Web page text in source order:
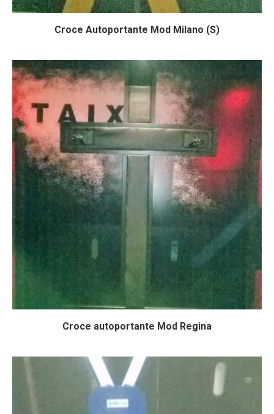
Croce Autoportante Mod Milano (S)
Croce autoportante Mod Regina